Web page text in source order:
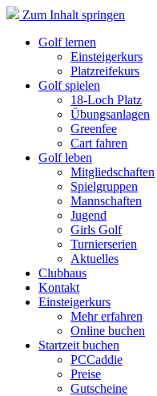
Zum Inhalt springen
Golf lernen
Einsteigerkurs
Platzreifekurs
Golf spielen
18-Loch Platz
Übungsanlagen
Greenfee
Cart fahren
Golf leben
Mitgliedschaften
Spielgruppen
Mannschaften
Jugend
Girls Golf
Turnierserien
Aktuelles
Clubhaus
Kontakt
Einsteigerkurs
Mehr erfahren
Online buchen
Startzeit buchen
PCCaddie
Preise
Gutscheine